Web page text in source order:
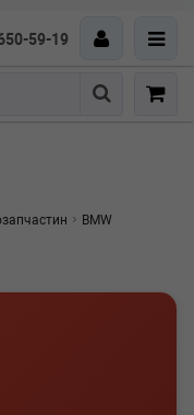
59-19
Пошук
BMW